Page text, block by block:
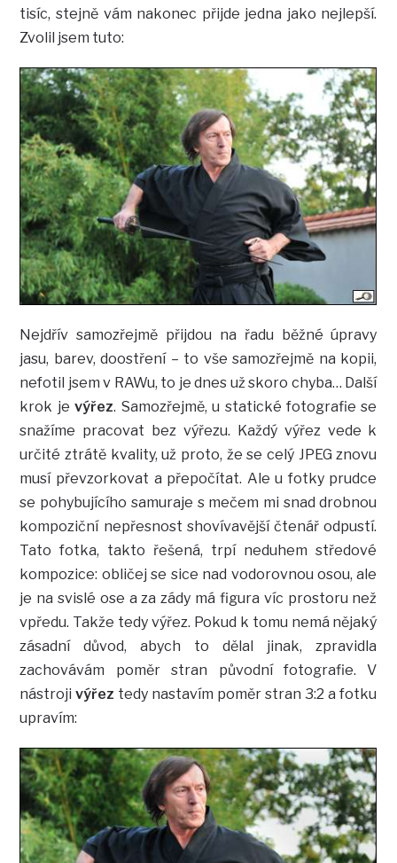
tisíc, stejně vám nakonec přijde jedna jako nejlepší.
Zvolil jsem tuto:
Nejdřív samozřejmě přijdou na řadu běžné úpravy
jasu, barev, doostření – to vše samozřejmě na kopii,
nefotil jsem v RAWu, to je dnes už skoro chyba… Další
krok jevýřez. Samozřejmě, u statické fotografie se
snažíme pracovat bez výřezu. Každý výřez vede k
určité ztrátě kvality, už proto, že se celý JPEG znovu
musí převzorkovat a přepočítat. Ale u fotky prudce
se pohybujícího samuraje s mečem mi snad drobnou
kompoziční nepřesnost shovívavější čtenář odpustí.
Tato fotka, takto řešená, trpí neduhem středové
kompozice: obličej se sice nad vodorovnou osou, ale
je na svislé ose a za zády má figura víc prostoru než
vpředu. Takže tedy výřez. Pokud k tomu nemá nějaký
zásadní důvod, abych to dělal jinak, zpravidla
zachovávám poměr stran původní fotografie. V
nástrojivýřez tedy nastavím poměr stran 3:2 a fotku
upravím: